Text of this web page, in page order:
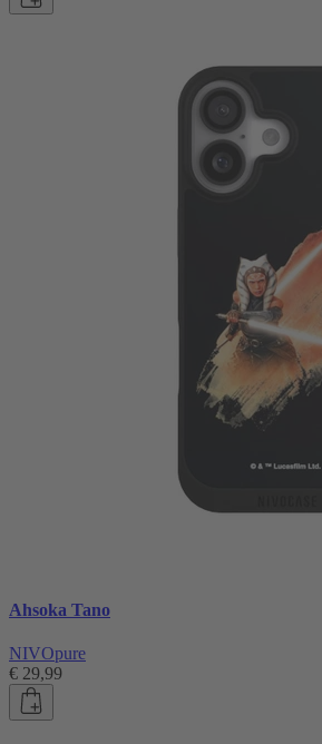
Ahsoka Tano
NIVOpure
€ 29,99